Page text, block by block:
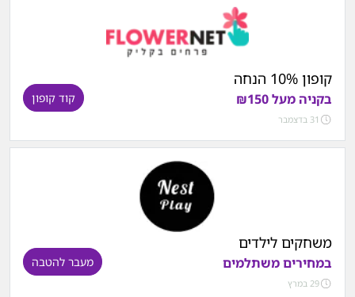
קופון 10% הנחה
בקניה מעל ₪150
31 בדצמבר
קוד קופון
משחקים לילדים
במחירים משתלמים
29 במרץ
מעבר להטבה